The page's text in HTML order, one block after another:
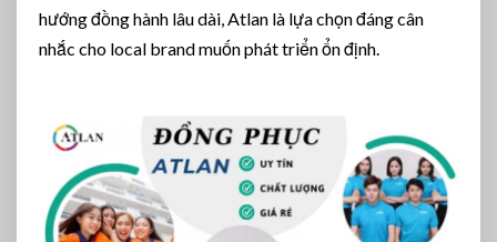
hướng đồng hành lâu dài, Atlan là lựa chọn đáng cân
nhắc cho local brand muốn phát triển ổn định.